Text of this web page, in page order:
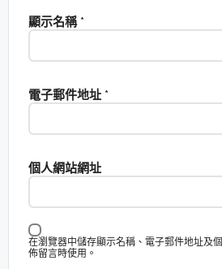
顯示名稱 *
電子郵件地址 *
個人網站網址
在瀏覽器中儲存顯示名稱、電子郵件地址及
佈留言時使用。